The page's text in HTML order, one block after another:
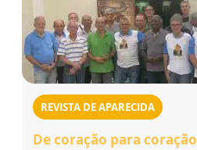
REVISTA DE APARECIDA
De coração para coração